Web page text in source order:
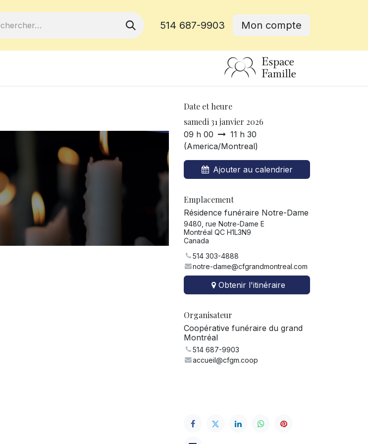
514 687-9903 Mon compte
Date et heure
samedi 31 janvier 2026
09 h 00
11 h 30
(America/Montreal)
Ajouter au calendrier
Emplacement
Résidence funéraire Notre-Dame
9480, rue Notre-Dame E
Montréal QC H1L3N9
Canada
514 303-4888
notre-dame@cfgrandmontreal.com
Obtenir l'itinéraire
Organisateur
Coopérative funéraire du grand
Montréal
514 687-9903
accueil@cfgm.coop